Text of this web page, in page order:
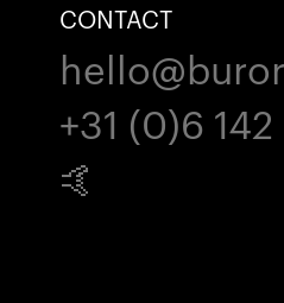
CONTACT
+31 (0)6
🤙